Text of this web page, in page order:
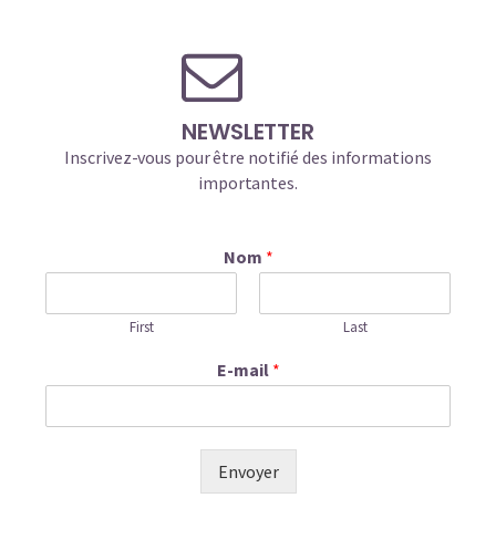
NEWSLETTER
Inscrivez-vous pour être notifié des informations
importantes.
Nom *
First Last
E-mail *
Envoyer